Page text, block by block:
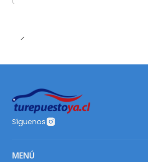
Síguenos
MENÚ